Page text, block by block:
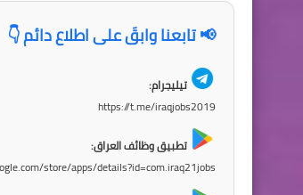
📢 تابعنا وابقَ على اطلاع دائم 👇
تيليجرام:
https://t.me/iraqjobs2019
تطبيق وظائف العراق:
store/apps/details?id=com.iraq21jobs